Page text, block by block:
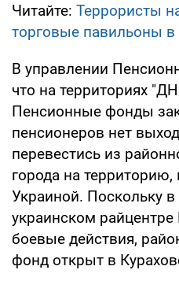
Читайте: Террористы
торговые павильоны
В управлении
что на территориях
Пенсионные фонды
пенсионеров нет
перевестись из
города на
Украиной. Поскольку
украинском
боевые действия,
фонд открыт в